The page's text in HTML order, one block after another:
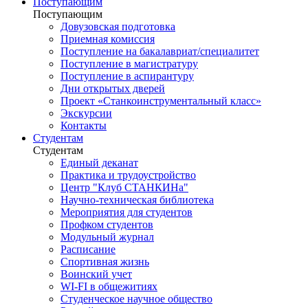
Поступающим
Довузовская подготовка
Приемная комиссия
Поступление на бакалавриат/специалитет
Поступление в магистратуру
Поступление в аспирантуру
Дни открытых дверей
Проект «Станкоинструментальный класс»
Экскурсии
Контакты
Студентам
Студентам
Единый деканат
Практика и трудоустройство
Центр "Клуб СТАНКИНа"
Научно-техническая библиотека
Мероприятия для студентов
Профком студентов
Модульный журнал
Расписание
Спортивная жизнь
Воинский учет
WI-FI в общежитиях
Студенческое научное общество